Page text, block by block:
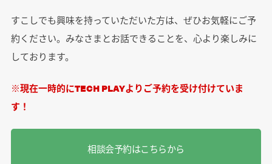
すこしでも興味を持っていただいた方は、ぜひお気軽にご予
約ください。みなさまとお話できることを、心より楽しみに
しております。
※現在一時的にTECH PLAYよりご予約を受け付けていま
す！
相談会予約はこちらから